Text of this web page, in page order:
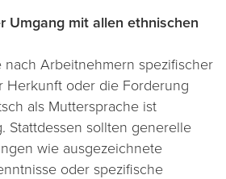
Umgang mit allen ethnischen
nach Arbeitnehmern spezifischer
Herkunft oder die Forderung
als Muttersprache ist
Stattdessen sollten generelle
wie ausgezeichnete
oder spezifische